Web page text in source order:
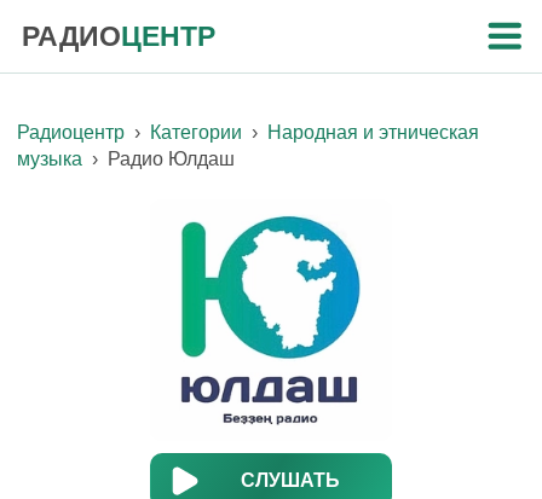
РАДИОЦЕНТР
Радиоцентр › Категории › Народная и этническая
музыка › Радио Юлдаш
СЛУШАТЬ